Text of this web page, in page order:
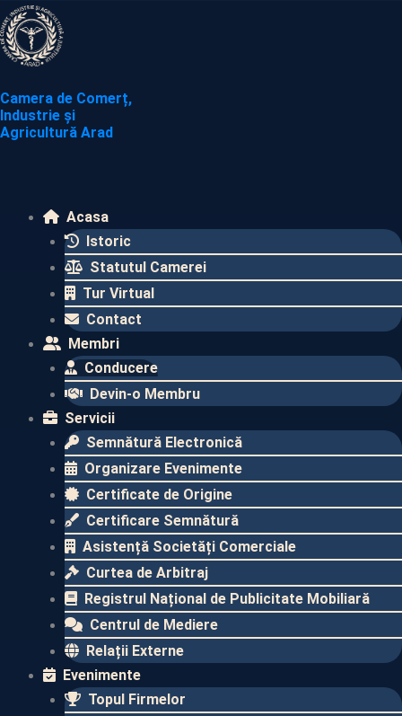
Skip
to
content
Camera de Comerț,
Industrie și
Agricultură Arad
Acasa
Istoric
Statutul Camerei
Tur Virtual
Contact
Membri
Conducere
Devin-o Membru
Servicii
Semnătură Electronică
Organizare Evenimente
Certificate de Origine
Certificare Semnătură
Asistență Societăți Comerciale
Curtea de Arbitraj
Registrul Național de Publicitate Mobiliară
Centrul de Mediere
Relații Externe
Evenimente​
Topul Firmelor​